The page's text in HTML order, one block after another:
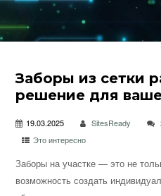
Заборы из сетки
решение для
19.03.2025 SitesReady
Это интересно
Заборы на участке — это не
возможность создать